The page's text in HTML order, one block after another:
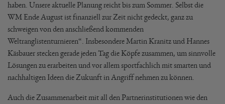
haben. Unsere aktuelle Planung reicht bis zum Sommer. Selbst die
WM Ende August ist finanziell zur Zeit nicht gedeckt, ganz zu
schweigen von den anschließend kommenden
Weltranglistenturnieren“. Insbesondere Martin Kranitz und Hannes
Käsbauer stecken gerade jeden Tag die Köpfe zusammen, um sinnvolle
Lösungen zu erarbeiten und vor allem sportfachlich mit smarten und
nachhaltigen Ideen die Zukunft in Angriff nehmen zu können.
Auch die Zusammenarbeit mit all den Partnerinstitutionen wie den